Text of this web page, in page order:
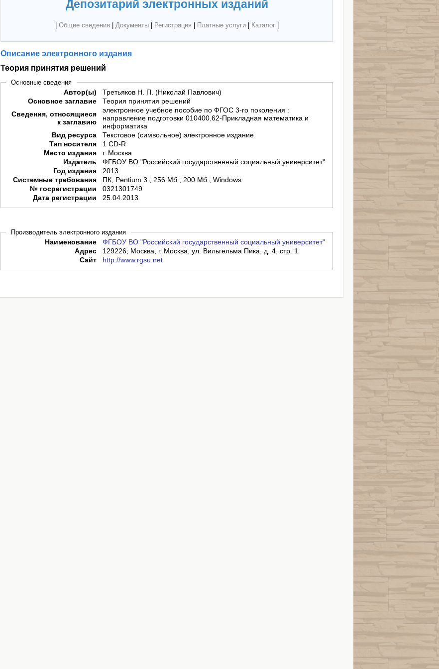
Депозитарий электронных изданий
Общие сведения Документы| Регистрация Платные услуги| Каталог|
Описание электронного издания
Теория принятия решений
Основные сведения
Автор(ы)
Третьяков Н. П. (Николай Павлович)
Основное заглавие
Теория принятия решений
Сведения, относящиеся
к заглавию
электронное учебное пособие по ФГОС 3-го поколения :
направление подготовки 010400.62-Прикладная математика и
информатика
Вид ресурса
Текстовое (символьное) электронное издание
Тип носителя
1 CD-R
Место издания
г. Москва
Издатель
ФГБОУ ВО "Российский государственный социальный университет"
Год издания
2013
Системные требования
ПК, Pentium 3 ; 256 Мб ; 200 Мб ; Windows
№ госрегистрации
0321301749
Дата регистрации
25.04.2013
Производитель электронного издания
Наименование
ФГБОУ ВО "Российский государственный социальный университет"
Адрес
129226; Москва, г. Москва, ул. Вильгельма Пика, д. 4, стр. 1
Сайт
http://www.rgsu.net